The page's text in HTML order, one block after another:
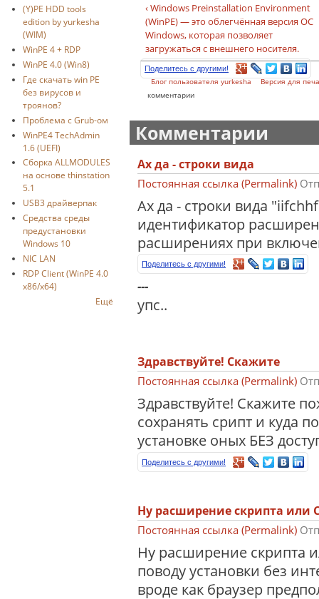
(Y)PE HDD tools
edition by yurkesha
(WIM)
WinPE 4 + RDP
WinPE 4.0 (Win8)
Где скачать win PE
без вирусов и
троянов?
Проблема с Grub-ом
WinPE4 TechAdmin
1.6 (UEFI)
Сборка ALLMODULES
на основе thinstation
5.1
USB3 драйверпак
Средства среды
предустановки
Windows 10
NIC LAN
RDP Client (WinPE 4.0
x86/x64)
Ещё
‹ Windows Preinstallation Environment
(WinPE) — это облегчённая версия ОС
Windows, которая позволяет
загружаться с внешнего носителя.
Поделитесь с другими!
Блог пользователя yurkesha
Версия для
комментарии
Комментарии
Ах да - строки вида
Постоянная ссылка (Permalink)
Ах да - строки вида
идентификатор
расширениях при
Поделитесь с другими!
---
упс..
Здравствуйте! Скажите
Постоянная ссылка (Permalink)
Здравствуйте! Скажите
сохранять срипт и куда
установке оных БЕЗ
Поделитесь с другими!
Ну расширение скрипта или
Постоянная ссылка (Permalink)
Ну расширение скрипта
поводу установки без
вроде как браузер